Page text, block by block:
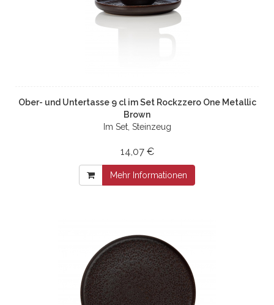
Ober- und Untertasse 9 cl im Set Rockzzero One Metallic
Brown
Im Set, Steinzeug
14,07 €
Mehr Informationen